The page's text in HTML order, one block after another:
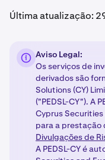
Última atualização:
Aviso Legal:
Os serviços de
derivados são
Solutions (CY)
("PEDSL-CY"). A
Cyprus Securities
para a prestação
Divulgações de
A PEDSL-CY é